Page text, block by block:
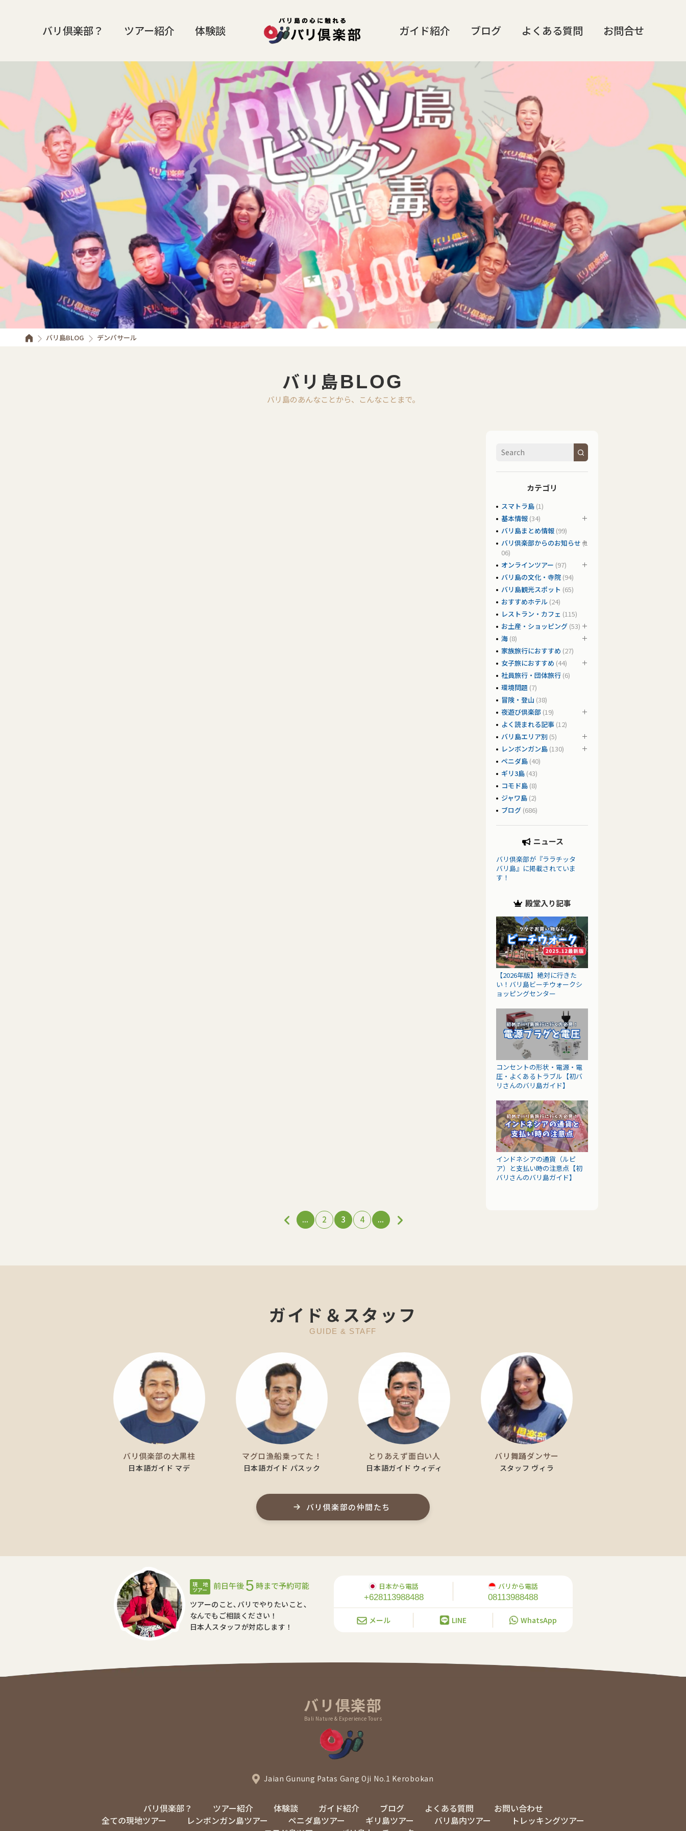
バリ倶楽部？ ツアー紹介 体験談 ガイド紹介 ブログ よくある質問 お問合せ
バリ島BLOG デンパサール
バリ島BLOG
バリ島のあんなことから、こんなことまで。
カテゴリ
スマトラ島 (1)
基本情報 (34)
バリ島まとめ情報 (99)
バリ倶楽部からのお知らせ (1
06)
オンラインツアー (97)
バリ島の文化・寺院 (94)
バリ島観光スポット (65)
おすすめホテル (24)
レストラン・カフェ (115)
お土産・ショッピング (53)
海 (8)
家族旅行におすすめ (27)
女子旅におすすめ (44)
社員旅行・団体旅行 (6)
環境問題 (7)
冒険・登山 (38)
夜遊び倶楽部 (19)
よく読まれる記事 (12)
バリ島エリア別 (5)
レンボンガン島 (130)
ペニダ島 (40)
ギリ3島 (43)
コモド島 (8)
ジャワ島 (2)
ブログ (686)
ニュース
バリ倶楽部が『ララチッタ
バリ島』に掲載されていま
す！
殿堂入り記事
【2026年版】絶対に行きた
い！バリ島ビーチウォークシ
ョッピングセンター
コンセントの形状・電源・電
圧・よくあるトラブル【初バ
リさんのバリ島ガイド】
インドネシアの通貨（ルピ
ア）と支払い時の注意点【初
バリさんのバリ島ガイド】
... 2 3 4 ...
ガイド＆スタッフ
GUIDE & STAFF
バリ倶楽部の大黒柱
日本語ガイド マデ
マグロ漁船乗ってた！
日本語ガイド パスック
とりあえず面白い人
日本語ガイド ウィディ
バリ舞踊ダンサー
スタッフ ヴィラ
バリ倶楽部の仲間たち
現 地
ツアー 前日午後5 時まで予約可能
ツアーのこと､バリでやりたいこと､
なんでもご相談ください！
日本人スタッフが対応します！
日本から電話
+628113988488
バリから電話
08113988488
メール LINE WhatsApp
バリ倶楽部
Bali Nature & Experience Tours
Jaian Gunung Patas Gang Oji No.1 Kerobokan
バリ倶楽部？ ツアー紹介 体験談 ガイド紹介 ブログ よくある質問
お問い合わせ
全ての現地ツアー
レンボンガン島ツアー ペニダ島ツアー ギリ島ツアー バリ島内ツアー
トレッキングツアー